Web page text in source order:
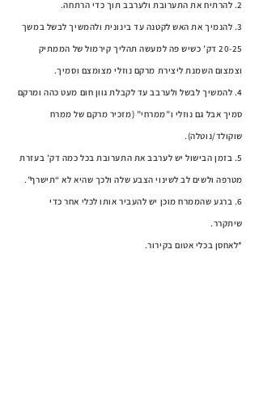
2. להרתיח את התערובת ולערבב תוך כדי הרתחה.
3. להנמיך את האש לקטנה עד בינונית ולהמשיך לבשל במשך
20-25 דק’ כשיש פה למעשה תהליך קירמול של הממתיק
וצמצום השמנת ליצירת מרקם נוזלי מצומצם וסמיך.
4. להמשיך לבשל ולערבב עד לקבלת גוון חום מעט כהה ומרקם
סמיך אבל גם נוזלי ו”ממרחי” (מזכיר מרקם של ממרח
שוקולד/נוטלה).
5. בזמן הבישול יש לערבב את התערובת בכל כמה דק’ בעזרת
מטרפה ולשים לב לשינוי הצבע שלה ולכך שהיא לא “תישרף”.
6. ברגע שהממרח מוכן יש להעביר אותו לכלי אחר כדי
שיתקרר.
*לאחסן בכלי אטום בקירור.